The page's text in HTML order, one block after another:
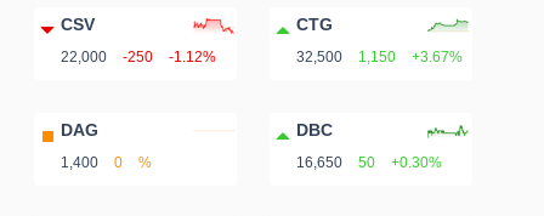
CSV
22,000 -250 -1.12%
CTG
32,500 1,150 +3.67%
DAG
1,400 0 %
DBC
16,650 50 +0.30%